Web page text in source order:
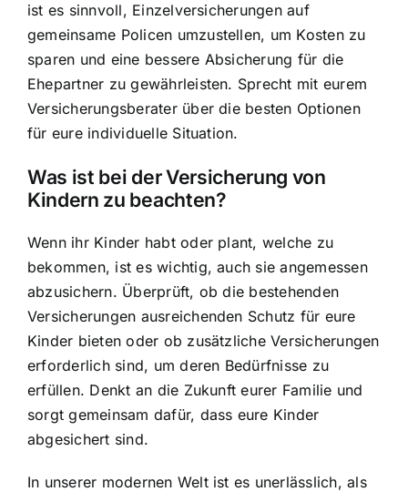
ist es sinnvoll, Einzelversicherungen auf
gemeinsame Policen umzustellen, um Kosten zu
sparen und eine bessere Absicherung für die
Ehepartner zu gewährleisten. Sprecht mit eurem
Versicherungsberater über die besten Optionen
für eure individuelle Situation.
Was ist bei der Versicherung von
Kindern zu beachten?
Wenn ihr Kinder habt oder plant, welche zu
bekommen, ist es wichtig, auch sie angemessen
abzusichern. Überprüft, ob die bestehenden
Versicherungen ausreichenden Schutz für eure
Kinder bieten oder ob zusätzliche Versicherungen
erforderlich sind, um deren Bedürfnisse zu
erfüllen. Denkt an die Zukunft eurer Familie und
sorgt gemeinsam dafür, dass eure Kinder
abgesichert sind.
In unserer modernen Welt ist es unerlässlich, als